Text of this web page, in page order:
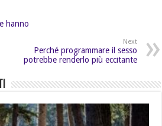
hanno
Next
Perché programmare il sesso
potrebbe renderlo più eccitante